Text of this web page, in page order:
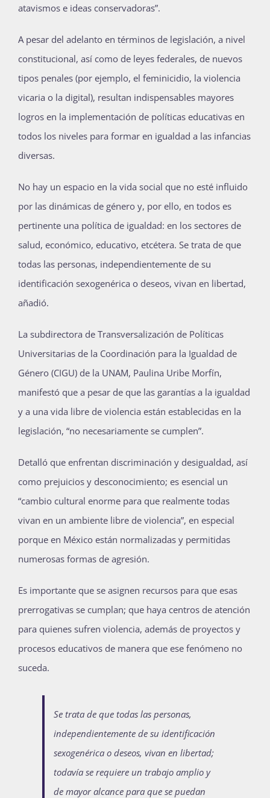
atavismos e ideas conservadoras”.
A pesar del adelanto en términos de legislación, a nivel
constitucional, así como de leyes federales, de nuevos
tipos penales (por ejemplo, el feminicidio, la violencia
vicaria o la digital), resultan indispensables mayores
logros en la implementación de políticas educativas en
todos los niveles para formar en igualdad a las infancias
diversas.
No hay un espacio en la vida social que no esté influido
por las dinámicas de género y, por ello, en todos es
pertinente una política de igualdad: en los sectores de
salud, económico, educativo, etcétera. Se trata de que
todas las personas, independientemente de su
identificación sexogenérica o deseos, vivan en libertad,
añadió.
La subdirectora de Transversalización de Políticas
Universitarias de la Coordinación para la Igualdad de
Género (CIGU) de la UNAM, Paulina Uribe Morfín,
manifestó que a pesar de que las garantías a la igualdad
y a una vida libre de violencia están establecidas en la
legislación, “no necesariamente se cumplen”.
Detalló que enfrentan discriminación y desigualdad, así
como prejuicios y desconocimiento; es esencial un
“cambio cultural enorme para que realmente todas
vivan en un ambiente libre de violencia”, en especial
porque en México están normalizadas y permitidas
numerosas formas de agresión.
Es importante que se asignen recursos para que esas
prerrogativas se cumplan; que haya centros de atención
para quienes sufren violencia, además de proyectos y
procesos educativos de manera que ese fenómeno no
suceda.
Se trata de que todas las personas,
independientemente de su identificación
sexogenérica o deseos, vivan en libertad;
todavía se requiere un trabajo amplio y
de mayor alcance para que se puedan